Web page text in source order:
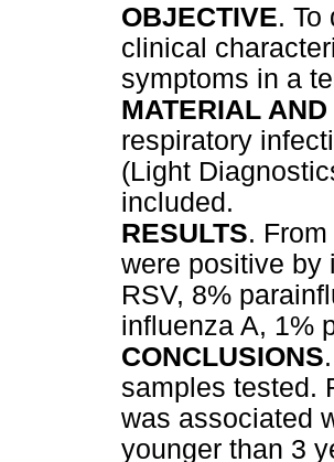
OBJECTIVE. To
clinical
symptoms in a
MATERIAL
respiratory
(Light
included.
RESULTS.
were positive by
RSV, 8%
influenza A, 1%
CONCLUSIONS
samples tested.
was associated
younger than 3